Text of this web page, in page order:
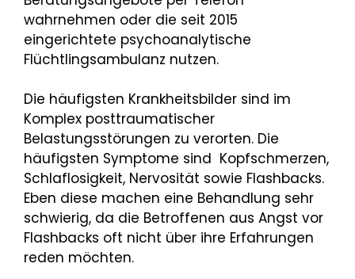
wahrnehmen oder die seit 2015
eingerichtete psychoanalytische
Flüchtlingsambulanz nutzen.
Die häufigsten Krankheitsbilder sind im
Komplex posttraumatischer
Belastungsstörungen zu verorten. Die
häufigsten Symptome sind Kopfschmerzen,
Schlaflosigkeit, Nervosität sowie Flashbacks.
Eben diese machen eine Behandlung sehr
schwierig, da die Betroffenen aus Angst vor
Flashbacks oft nicht über ihre Erfahrungen
reden möchten.